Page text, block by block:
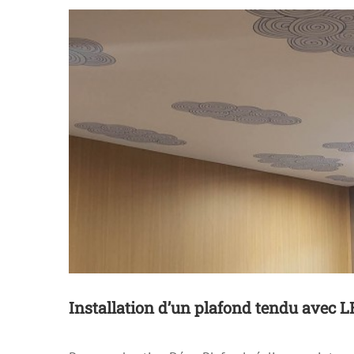
Installation d’un plafond tendu avec